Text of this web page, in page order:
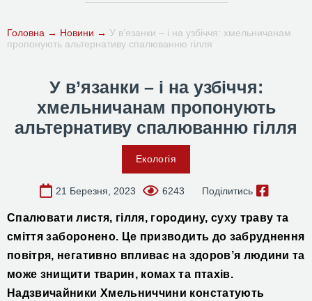
Головна → Новини → У в’язанки – і на узбіччя: хмельничанам
пропонують альтернативу спалюванню гілля
У в’язанки – і на узбіччя:
хмельничанам пропонують
альтернативу спалюванню гілля
Екологія
21 Березня, 2023 6243 Поділитись
Спалювати листя, гілля, городину, суху траву та
сміттязаборонено. Це призводить до забруднення
повітря, негативно впливає на здоров’я людини та
може знищити тварин, комах та птахів.
Надзвичайники Хмельниччини констатують